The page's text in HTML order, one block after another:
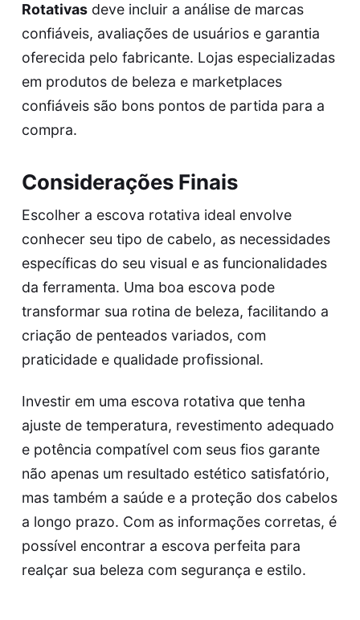
Rotativasdeve incluir a análise de marcas
confiáveis, avaliações de usuários e garantia
oferecida pelo fabricante. Lojas especializadas
em produtos de beleza e marketplaces
confiáveis são bons pontos de partida para a
compra.
Considerações Finais
Escolher a escova rotativa ideal envolve
conhecer seu tipo de cabelo, as necessidades
específicas do seu visual e as funcionalidades
da ferramenta. Uma boa escova pode
transformar sua rotina de beleza, facilitando a
criação de penteados variados, com
praticidade e qualidade profissional.
Investir em uma escova rotativa que tenha
ajuste de temperatura, revestimento adequado
e potência compatível com seus fios garante
não apenas um resultado estético satisfatório,
mas também a saúde e a proteção dos cabelos
a longo prazo. Com as informações corretas, é
possível encontrar a escova perfeita para
realçar sua beleza com segurança e estilo.